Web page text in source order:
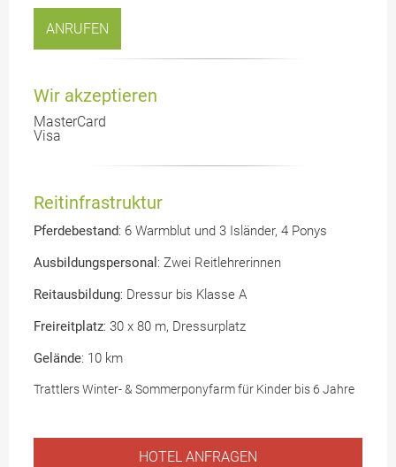
ANRUFEN
Wir akzeptieren
MasterCard
Visa
Reitinfrastruktur
Pferdebestand: 6 Warmblut und 3 Isländer, 4 Ponys
Ausbildungspersonal : Zwei Reitlehrerinnen
Reitausbildung: Dressur bis Klasse A
Freireitplatz: 30 x 80 m, Dressurplatz
Gelände: 10 km
Trattlers Winter- & Sommerponyfarm für Kinder bis 6 Jahre
HOTEL ANFRAGEN